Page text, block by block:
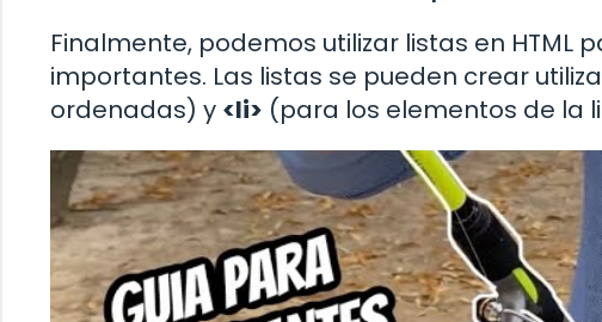
Finalmente, podemos utilizar listas en
importantes. Las listas se pueden crear
ordenadas) y <li> (para los elementos de la